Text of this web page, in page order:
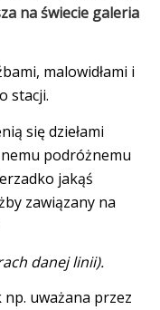
na świecie galeria
malowidłami i
stacji.
się dziełami
podróżnemu
jakąś
zawiązany na
danej linii).
uważana przez